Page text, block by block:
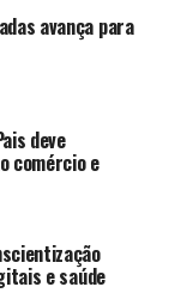
avança para
deve
comércio e
e saúde